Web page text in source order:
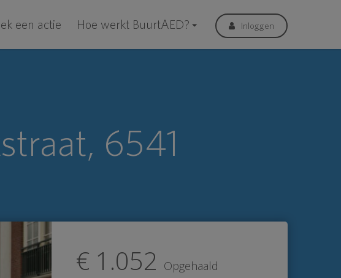
een actie Hoe werkt BuurtAED? Inloggen
6541
€ 1.052 Opgehaald